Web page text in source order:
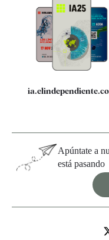
Quiénes somos
Especificaciones
Apúntate a
está pasando